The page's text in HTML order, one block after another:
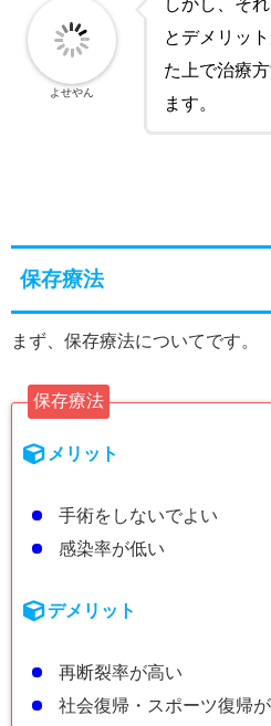
しかし、そ
とデメリッ
た上で治療
ます。
よせやん
保存療法
まず、保存療法についてです。
保存療法
メリット
手術をしないでよい
感染率が低い
デメリット
再断裂率が高い
社会復帰・スポーツ復帰